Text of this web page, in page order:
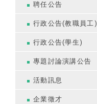
聘任公告
行政公告(教職員工)
行政公告(學生)
專題討論演講公告
活動訊息
企業徵才